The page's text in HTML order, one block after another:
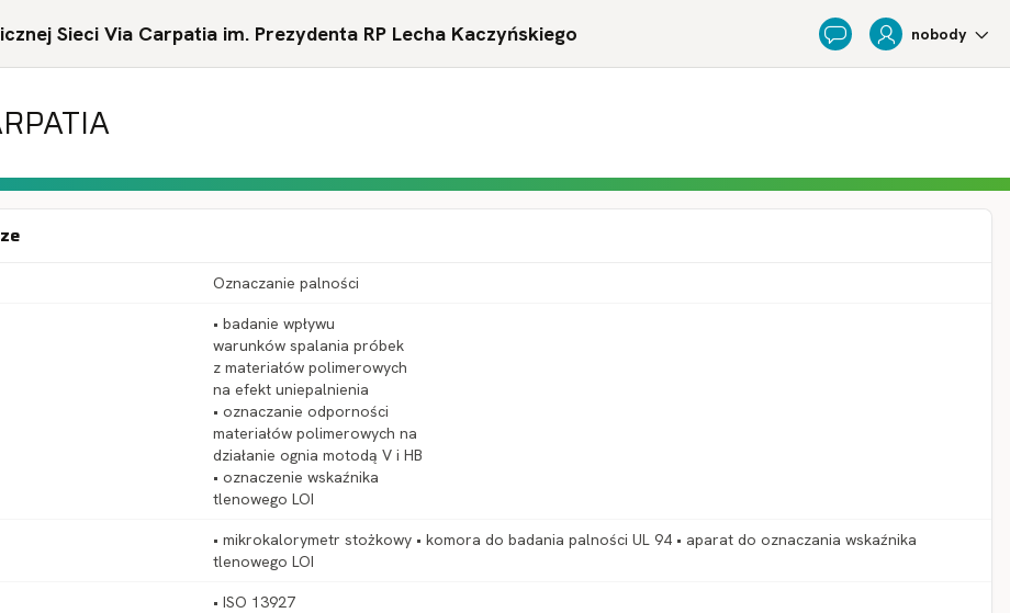
Sieci Via Carpatia im. Prezydenta RP Lecha Kaczyńskiego Feedback nobody
Oznaczanie palności
• badanie wpływu
warunków spalania próbek
z materiałów polimerowych
na efekt uniepalnienia
• oznaczanie odporności
materiałów polimerowych na
działanie ognia motodą V i HB
• oznaczenie wskaźnika
tlenowego LOI
• mikrokalorymetr stożkowy • komora do badania palności UL 94 • aparat do oznaczania wskaźnika
tlenowego LOI
• ISO 13927